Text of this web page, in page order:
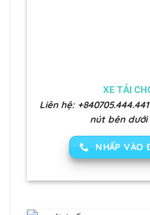
XE TẢI
Liên hệ:
nút bên
NHẤP VÀO